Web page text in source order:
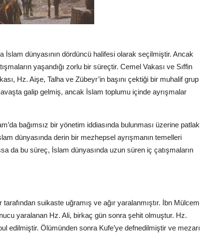
İslam dünyasının dördüncü halifesi olarak seçilmiştir. Ancak
yaşandığı zorlu bir süreçtir. Cemel Vakası ve Sıffin
Hz. Aişe, Talha ve Zübeyr’in başını çektiği bir muhalif grup
galip gelmiş, ancak İslam toplumu içinde ayrışmalar
bağımsız bir yönetim iddiasında bulunması üzerine patlak
dünyasında derin bir mezhepsel ayrışmanın temelleri
da bu süreç, İslam dünyasında uzun süren iç çatışmaların
suikaste uğramış ve ağır yaralanmıştır. İbn Mülcem
yaralanan Hz. Ali, birkaç gün sonra şehit olmuştur. Hz.
edilmiştir. Ölümünden sonra Kufe’ye defnedilmiştir ve mezarı